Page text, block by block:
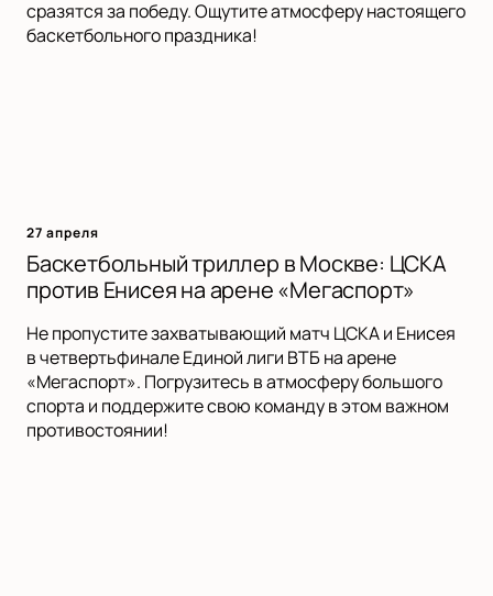
сразятся за победу. Ощутите атмосферу настоящего
баскетбольного праздника!
27 апреля
Баскетбольный триллер в Москве: ЦСКА
против Енисея на арене «Мегаспорт»
Не пропустите захватывающий матч ЦСКА и Енисея
в четвертьфинале Единой лиги ВТБ на арене
«Мегаспорт». Погрузитесь в атмосферу большого
спорта и поддержите свою команду в этом важном
противостоянии!